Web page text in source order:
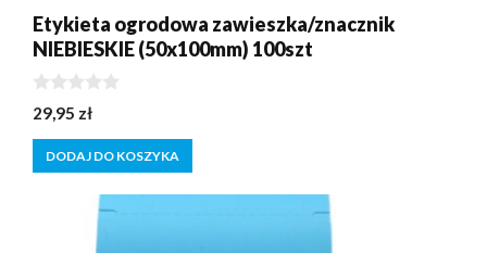
Etykieta ogrodowa zawieszka/znacznik
NIEBIESKIE (50x100mm) 100szt
0
z
5
29,95 zł
DODAJ DO KOSZYKA